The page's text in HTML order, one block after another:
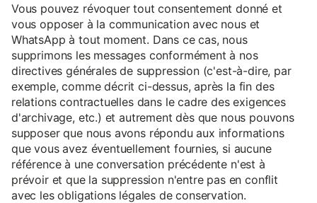
Vous pouvez révoquer tout consentement donné et
vous opposer à la communication avec nous et
WhatsApp à tout moment. Dans ce cas, nous
supprimons les messages conformément à nos
directives générales de suppression (c'est-à-dire, par
exemple, comme décrit ci-dessus, après la fin des
relations contractuelles dans le cadre des exigences
d'archivage, etc.) et autrement dès que nous pouvons
supposer que nous avons répondu aux informations
que vous avez éventuellement fournies, si aucune
référence à une conversation précédente n'est à
prévoir et que la suppression n'entre pas en conflit
avec les obligations légales de conservation.